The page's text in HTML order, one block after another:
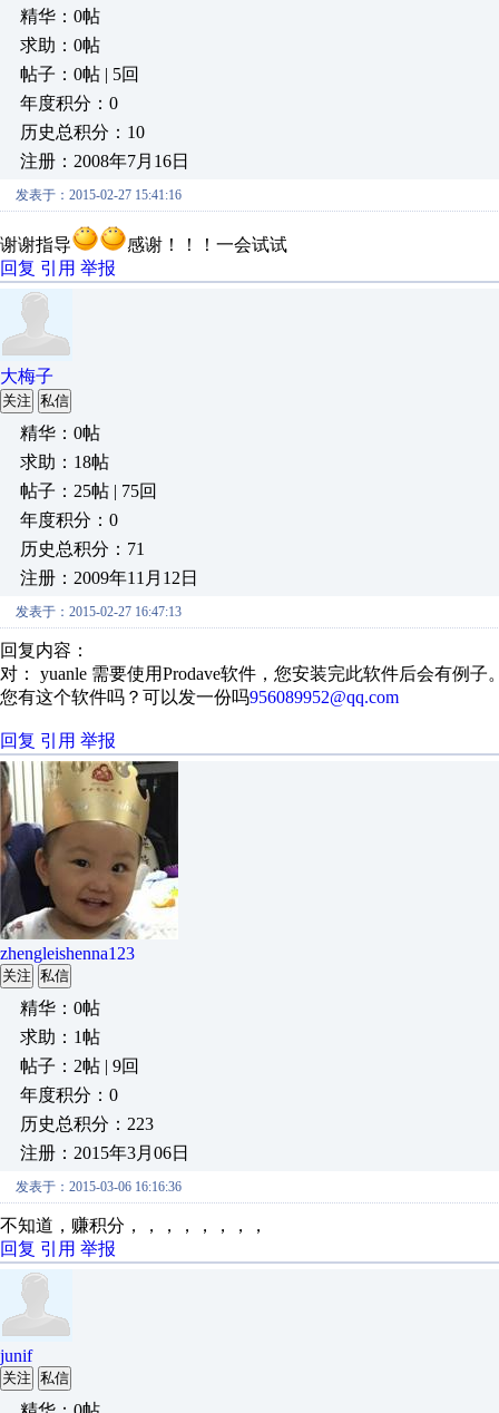
精华：0帖
求助：0帖
帖子：0帖 | 5回
年度积分：0
历史总积分：10
注册：2008年7月16日
发表于：2015-02-27 15:41:16
谢谢指导
感谢！！！一会试试
回复 引用 举报
大梅子
关注 私信
精华：0帖
求助：18帖
帖子：25帖 | 75回
年度积分：0
历史总积分：71
注册：2009年11月12日
发表于：2015-02-27 16:47:13
回复内容：
对： yuanle 需要使用Prodave软件，您安装完此软件后会有例子
您有这个软件吗？可以发一份吗956089952@qq.com
回复 引用 举报
zhengleishenna123
关注 私信
精华：0帖
求助：1帖
帖子：2帖 | 9回
年度积分：0
历史总积分：223
注册：2015年3月06日
发表于：2015-03-06 16:16:36
不知道，赚积分，，，，，，，，
回复 引用 举报
junif
关注 私信